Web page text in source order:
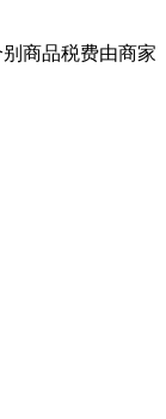
商品税费由商家